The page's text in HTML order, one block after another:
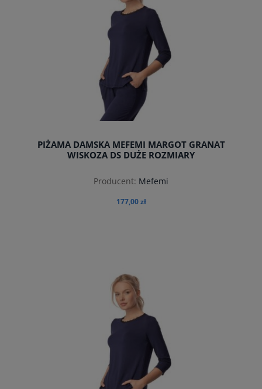
PIŻAMA DAMSKA MEFEMI MARGOT GRANAT
WISKOZA DS DUŻE ROZMIARY
Producent: Mefemi
177,00 zł
do koszyka